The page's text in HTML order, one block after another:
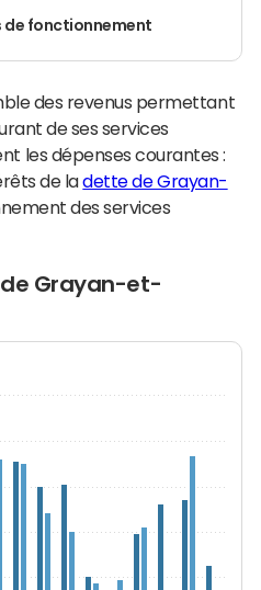
de fonctionnement
des revenus permettant
de ses services
les dépenses courantes :
de ladette de Grayan-
des services
de Grayan-et-